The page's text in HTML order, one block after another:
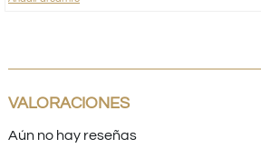
VALORACIONES
Aún no hay reseñas